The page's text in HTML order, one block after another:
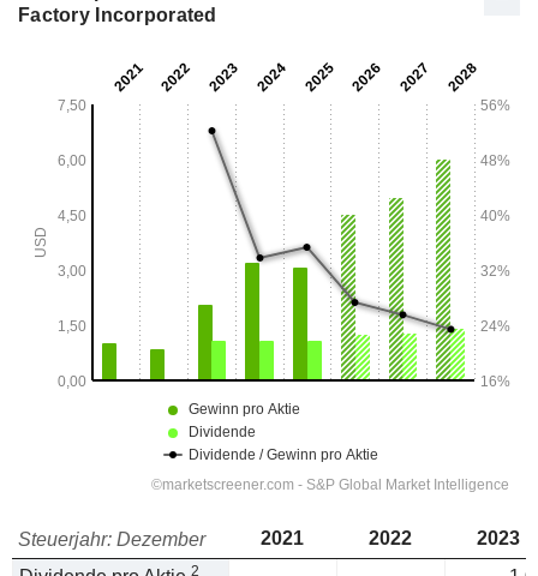
Factory Incorporated
Steuerjahr: Dezember 2021 2022
2023
2